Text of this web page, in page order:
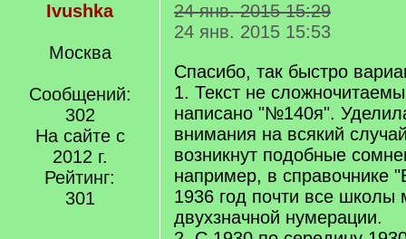
Ivushka
Москва
Сообщений:
302
На сайте с
2012 г.
Рейтинг:
301
24 янв. 2015 15:29
24 янв. 2015 15:53
Спасибо, так быстро
1. Текст не
написано "№140я".
внимания на всякий
возникнут подобные
например, в справочнике
1936 год почти все школы
двухзначной нумерации.